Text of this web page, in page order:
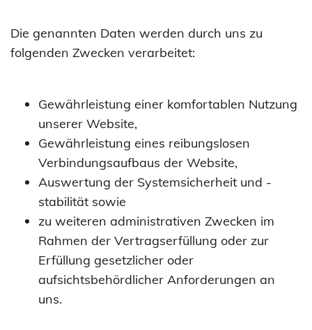
Die genannten Daten werden durch uns zu
folgenden Zwecken verarbeitet:
Gewährleistung einer komfortablen Nutzung
unserer Website,
Gewährleistung eines reibungslosen
Verbindungsaufbaus der Website,
Auswertung der Systemsicherheit und -
stabilität sowie
zu weiteren administrativen Zwecken im
Rahmen der Vertragserfüllung oder zur
Erfüllung gesetzlicher oder
aufsichtsbehördlicher Anforderungen an
uns.